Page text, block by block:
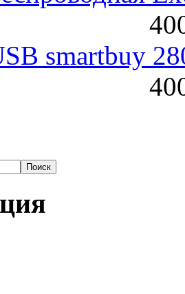
smartbuy